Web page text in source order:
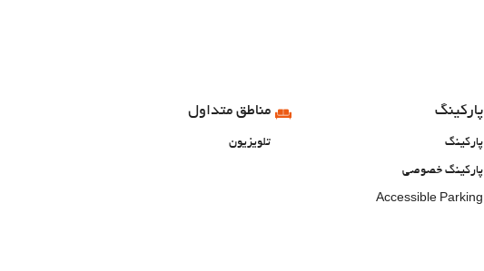
پارکینگ
پارکینگ
پارکینگ خصوصی
Accessible Parking
مناطق متداول
تلویزیون